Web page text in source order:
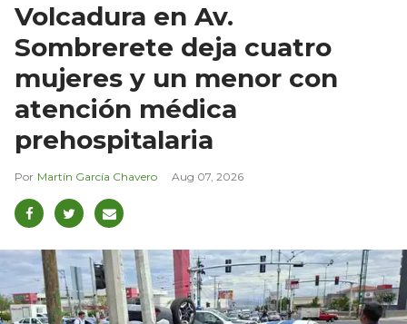
Volcadura en Av.
Sombrerete deja cuatro
mujeres y un menor con
atención médica
prehospitalaria
Martín García Chavero Aug 07, 2026